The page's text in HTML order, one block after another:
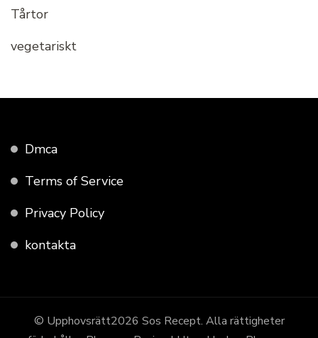
Tårtor
vegetariskt
Dmca
Terms of Service
Privacy Policy
kontakta
© Upphovsrätt2026 Sos Recept. Alla rättigheter